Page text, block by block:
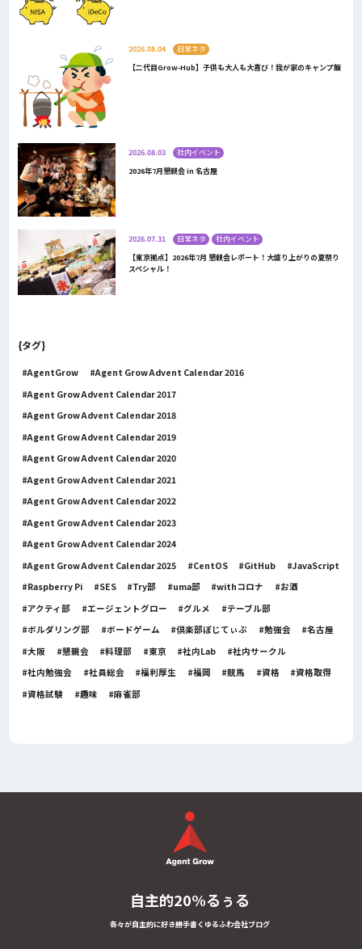
2026.08.04
日常ネタ
【二代目Grow-Hub】子供も大人も大喜び！我が家のキャンプ飯
2026.08.03
社内イベント
2026年7月懇親会 in 名古屋
2026.07.31 日常ネタ
社内イベント
【東京拠点】2026年7月 懇親会レポート！大盛り上がりの夏祭り
スペシャル！
{タグ}
AgentGrow
Agent Grow Advent Calendar 2016
Agent Grow Advent Calendar 2017
Agent Grow Advent Calendar 2018
Agent Grow Advent Calendar 2019
Agent Grow Advent Calendar 2020
Agent Grow Advent Calendar 2021
Agent Grow Advent Calendar 2022
Agent Grow Advent Calendar 2023
Agent Grow Advent Calendar 2024
Agent Grow Advent Calendar 2025
CentOS GitHub
JavaScript
Raspberry Pi
SES Try部 uma部 withコロナ
お酒
アクティ部
エージェントグロー グルメ
テーブル部
ボルダリング部
ボードゲーム 倶楽部ぽじてぃぶ 勉強会
名古屋
大阪
懇親会 料理部 東京 社内Lab
社内サークル
社内勉強会
社員総会 福利厚生 福岡 競馬 資格
資格取得
資格試験
趣味 麻雀部
自主的20%るぅる
各々が自主的に好き勝手書くゆるふわ会社ブログ